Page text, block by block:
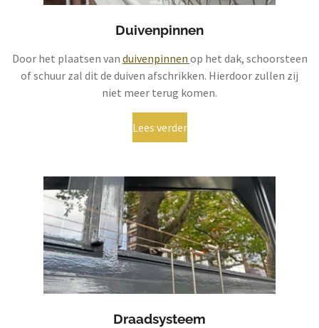
Duivenpinnen
Door het plaatsen van duivenpinnen op het dak, schoorsteen
of schuur zal dit de duiven afschrikken. Hierdoor zullen zij
niet meer terug komen.
Lees verder
Draadsysteem